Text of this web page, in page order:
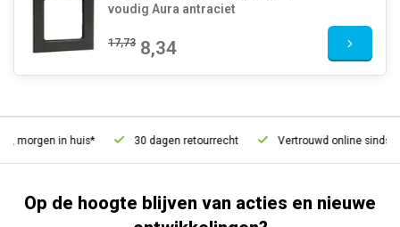
voudig Aura antraciet
17,73 8,34
morgen in huis* 30 dagen retourrecht Vertrouwd online sinds
Op de hoogte blijven van acties en nieuwe